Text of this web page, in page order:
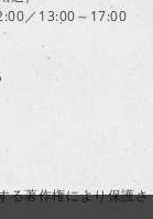
／13:00～17:00
る著作権により保護さ